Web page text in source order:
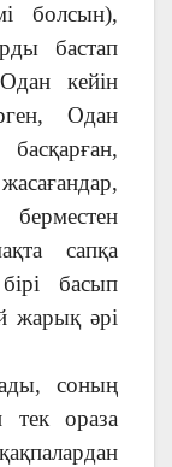
болсын),
бастап
кейін
Одан
сапқа
басып
жарық әрі
соның
тек ораза